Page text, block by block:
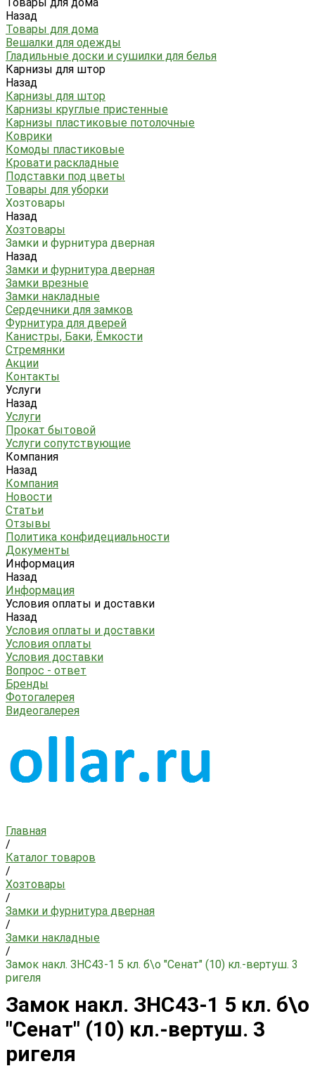
Назад
Товары для дома
Вешалки для одежды
Гладильные доски и сушилки для белья
Карнизы для штор
Назад
Карнизы для штор
Карнизы круглые пристенные
Карнизы пластиковые потолочные
Коврики
Комоды пластиковые
Кровати раскладные
Подставки под цветы
Товары для уборки
Хозтовары
Назад
Хозтовары
Замки и фурнитура дверная
Назад
Замки и фурнитура дверная
Замки врезные
Замки накладные
Сердечники для замков
Фурнитура для дверей
Канистры, Баки, Ёмкости
Стремянки
Акции
Контакты
Услуги
Назад
Услуги
Прокат бытовой
Услуги сопутствующие
Компания
Назад
Компания
Новости
Статьи
Отзывы
Политика конфидециальности
Документы
Информация
Назад
Информация
Условия оплаты и доставки
Назад
Условия оплаты и доставки
Условия оплаты
Условия доставки
Вопрос - ответ
Бренды
Фотогалерея
Видеогалерея
Главная
/
Каталог товаров
/
Хозтовары
/
Замки и фурнитура дверная
/
Замки накладные
/
Замок накл. ЗНС43-1 5 кл. б\о "Сенат" (10) кл.-вертуш. 3
ригеля
Замок накл. ЗНС43-1 5 кл. б\о
"Сенат" (10) кл.-вертуш. 3
ригеля